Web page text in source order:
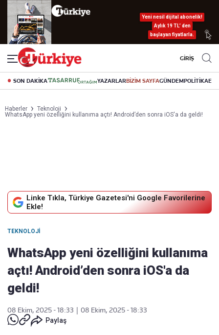
Yeni nesil dijital abonelik!
Aylık 19 TL’ den
başlayan fiyatlarla.
GİRİŞ
SON DAKİKA YAZARLARBİZİM SAYFAGÜNDEMPOLİTİKA
Haberler
Teknoloji
WhatsApp yeni özelliğini kullanıma açtı! Android’den sonra iOS'a da geldi!
Linke Tıkla, Türkiye Gazetesi'ni Google Favorilerine
Ekle!
TEKNOLOJI
WhatsApp yeni özelliğini kullanıma
açtı! Android’den sonra iOS'a da
geldi!
08 Ekim, 2025 - 18:33
08 Ekim, 2025 - 18:33
Paylaş